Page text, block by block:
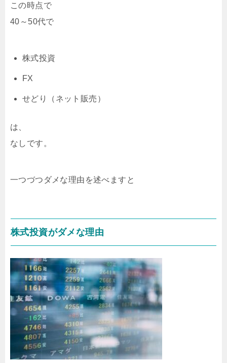
この時点で
40～50代で
株式投資
FX
せどり（ネット販売）
は、
なしです。
一つづつダメな理由を述べますと
株式投資がダメな理由